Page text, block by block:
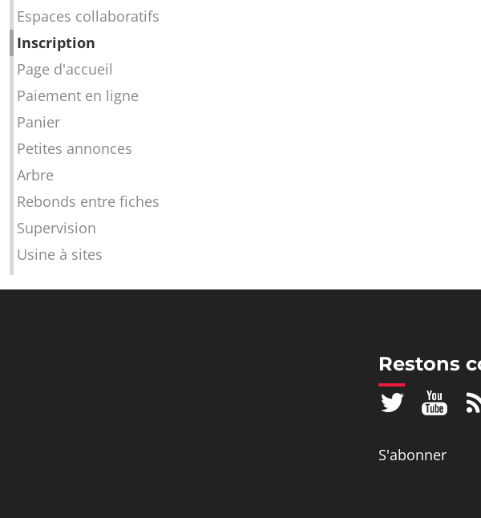
Espaces collaboratifs
Inscription
Page d'accueil
Paiement en ligne
Panier
Petites annonces
Arbre
Rebonds entre fiches
Supervision
Usine à sites
Restons
S'abonner